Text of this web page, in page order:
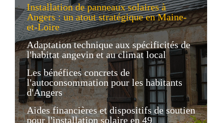
Installation de panneaux solaires à
Angers : un atout stratégique en Maine-
et-Loire
Adaptation technique aux spécificités de
l'habitat angevin et au climat local
Les bénéfices concrets de
l'autoconsommation pour les habitants
d'Angers
Aides financières et dispositifs de soutien
pour l'installation solaire en 49